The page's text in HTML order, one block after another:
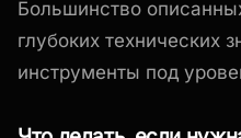
Большинство
глубоких технических
инструменты под